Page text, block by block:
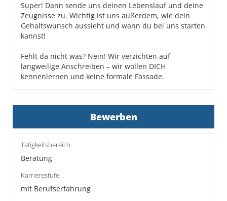
Super! Dann sende uns deinen Lebenslauf und deine
Zeugnisse zu. Wichtig ist uns außerdem, wie dein
Gehaltswunsch aussieht und wann du bei uns starten
kannst!
Fehlt da nicht was? Nein! Wir verzichten auf
langweilige Anschreiben – wir wollen DICH
kennenlernen und keine formale Fassade.
Bewerben
Tätigkeitsbereich
Beratung
Karrierestufe
mit Berufserfahrung